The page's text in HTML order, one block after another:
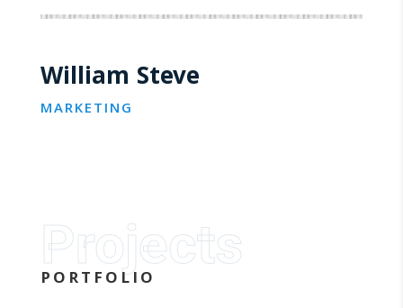
William Steve
MARKETING
PORTFOLIO
Projects